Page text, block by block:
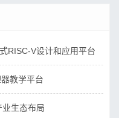
RISC-V设计和应用平台
教学平台
生态布局